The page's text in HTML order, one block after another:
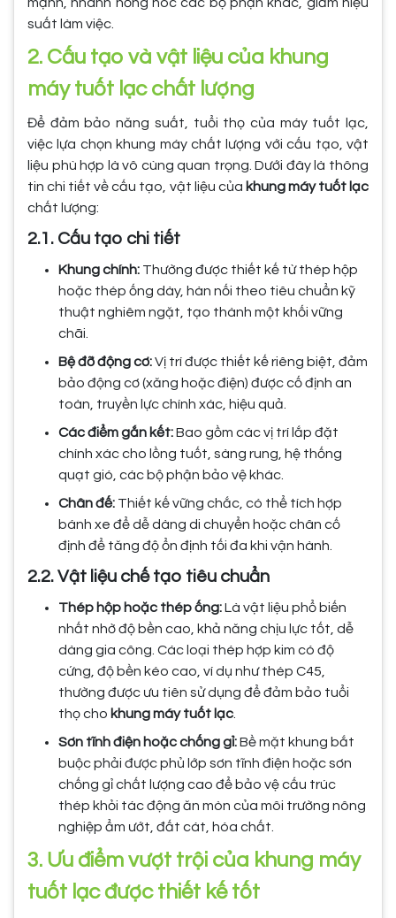
mạnh, nhanh hỏng hóc các bộ phận khác, giảm hiệu
suất làm việc.
2. Cấu tạo và vật liệu của khung
máy tuốt lạc chất lượng
Để đảm bảo năng suất, tuổi thọ của máy tuốt lạc,
việc lựa chọn khung máy chất lượng với cấu tạo, vật
liệu phù hợp là vô cùng quan trọng. Dưới đây là thông
tin chi tiết về cấu tạo, vật liệu của khung máy tuốt lạc
chất lượng:
2.1. Cấu tạo chi tiết
Khung chính: Thường được thiết kế từ thép hộp
hoặc thép ống dày, hàn nối theo tiêu chuẩn kỹ
thuật nghiêm ngặt, tạo thành một khối vững
chãi.
Bệ đỡ động cơ:Vị trí được thiết kế riêng biệt, đảm
bảo động cơ (xăng hoặc điện) được cố định an
toàn, truyền lực chính xác, hiệu quả.
Các điểm gắn kết:Bao gồm các vị trí lắp đặt
chính xác cho lồng tuốt, sàng rung, hệ thống
quạt gió, các bộ phận bảo vệ khác.
Chân đế: Thiết kế vững chắc, có thể tích hợp
bánh xe để dễ dàng di chuyển hoặc chân cố
định để tăng độ ổn định tối đa khi vận hành.
2.2. Vật liệu chế tạo tiêu chuẩn
Thép hộp hoặc thép ống:Là vật liệu phổ biến
nhất nhờ độ bền cao, khả năng chịu lực tốt, dễ
dàng gia công. Các loại thép hợp kim có độ
cứng, độ bền kéo cao, ví dụ như thép C45,
thường được ưu tiên sử dụng để đảm bảo tuổi
thọ cho khung máy tuốt lạc.
Sơn tĩnh điện hoặc chống gỉ:Bề mặt khung bắt
buộc phải được phủ lớp sơn tĩnh điện hoặc sơn
chống gỉ chất lượng cao để bảo vệ cấu trúc
thép khỏi tác động ăn mòn của môi trường nông
nghiệp ẩm ướt, đất cát, hóa chất.
3. Ưu điểm vượt trội của khung máy
tuốt lạc được thiết kế tốt